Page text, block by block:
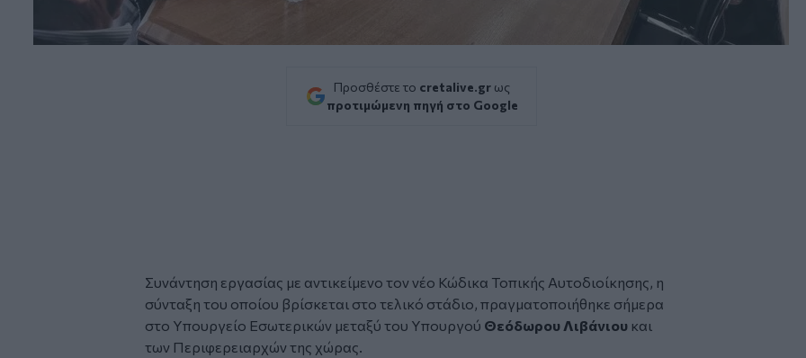
Προσθέστε το cretalive.gr ως
προτιμώμενη πηγή στο Google
Συνάντηση εργασίας με αντικείμενο τον νέο Κώδικα Τοπικής Αυτοδιοίκησης, η
σύνταξη του οποίου βρίσκεται στο τελικό στάδιο, πραγματοποιήθηκε σήμερα
στο Υπουργείο Εσωτερικών μεταξύ του Υπουργού Θεόδωρου Λιβάνιου και
των Περιφερειαρχών της χώρας.